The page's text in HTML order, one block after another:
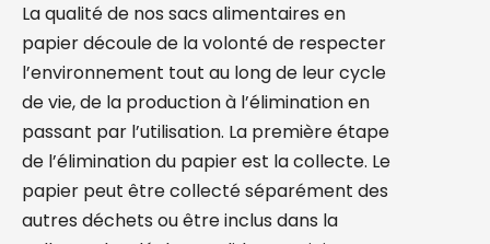
La qualité de nos sacs alimentaires en
papier découle de la volonté de respecter
l’environnement tout au long de leur cycle
de vie, de la production à l’élimination en
passant par l’utilisation. La première étape
de l’élimination du papier est la collecte. Le
papier peut être collecté séparément des
autres déchets ou être inclus dans la